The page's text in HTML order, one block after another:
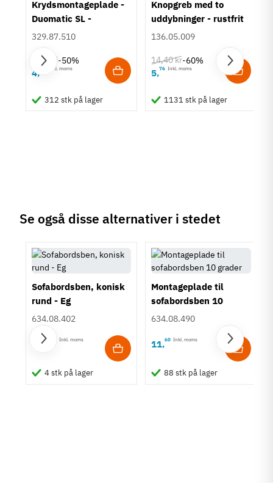
Højde
Spisebord
Krydsmontageplade -
Duomatic SL -
Euroskruer
329.87.510
9,25 kr-50%
4, Inkl. moms
312 stk på lager
Knopgreb med to
uddybninger - rustfrit
stål
136.05.009
14,40 kr-60%
5,76 Inkl. moms
1131 stk på lager
Se også disse alternativer i stedet
Sofabordsben, konisk
rund - Eg
634.08.402
115 Inkl. moms
4 stk på lager
Montageplade til
sofabordsben 10
grader
634.08.490
11,60 Inkl. moms
88 stk på lager